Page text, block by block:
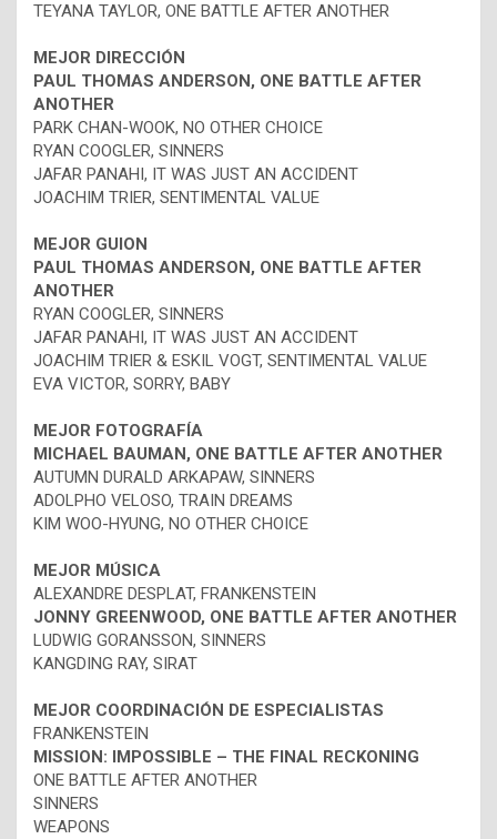
TEYANA TAYLOR, ONE BATTLE AFTER ANOTHER
MEJOR DIRECCIÓN
PAUL THOMAS ANDERSON, ONE BATTLE AFTER
ANOTHER
PARK CHAN-WOOK, NO OTHER CHOICE
RYAN COOGLER, SINNERS
JAFAR PANAHI, IT WAS JUST AN ACCIDENT
JOACHIM TRIER, SENTIMENTAL VALUE
MEJOR GUION
PAUL THOMAS ANDERSON, ONE BATTLE AFTER
ANOTHER
RYAN COOGLER, SINNERS
JAFAR PANAHI, IT WAS JUST AN ACCIDENT
JOACHIM TRIER & ESKIL VOGT, SENTIMENTAL VALUE
EVA VICTOR, SORRY, BABY
MEJOR FOTOGRAFÍA
MICHAEL BAUMAN, ONE BATTLE AFTER ANOTHER
AUTUMN DURALD ARKAPAW, SINNERS
ADOLPHO VELOSO, TRAIN DREAMS
KIM WOO-HYUNG, NO OTHER CHOICE
MEJOR MÚSICA
ALEXANDRE DESPLAT, FRANKENSTEIN
JONNY GREENWOOD, ONE BATTLE AFTER ANOTHER
LUDWIG GORANSSON, SINNERS
KANGDING RAY, SIRAT
MEJOR COORDINACIÓN DE ESPECIALISTAS
FRANKENSTEIN
MISSION: IMPOSSIBLE – THE FINAL RECKONING
ONE BATTLE AFTER ANOTHER
SINNERS
WEAPONS